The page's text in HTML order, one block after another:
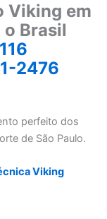
Viking em
o Brasil
2476
perfeito dos
de São Paulo.
Viking